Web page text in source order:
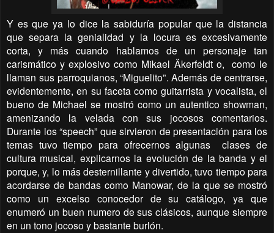
Y es que ya lo dice la sabiduría popular que la distancia
que separa la genialidad y la locura es excesivamente
corta, y más cuando hablamos de un personaje tan
carismático y explosivo como Mikael Äkerfeldt o, como le
llaman sus parroquianos, “Miguelito”. Además de centrarse,
evidentemente, en su faceta como guitarrista y vocalista, el
bueno de Michael se mostró como un autentico showman,
amenizando la velada con sus jocosos comentarios.
Durante los “speech” que sirvieron de presentación para los
temas tuvo tiempo para ofrecernos algunas
clases de
cultura musical, explicarnos la evolución de la banda y el
porque, y, lo más desternillante y divertido, tuvo tiempo para
acordarse de bandas como Manowar, de la que se mostró
como un excelso conocedor de su catálogo, ya que
enumeró un buen numero de sus clásicos, aunque siempre
en un tono jocoso y bastante burlón.